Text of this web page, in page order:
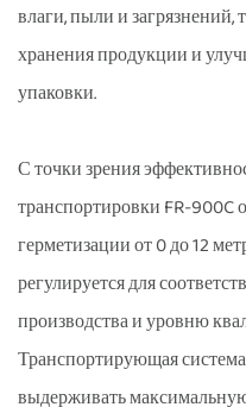
влаги, пыли и
хранения продукции и
упаковки.
С точки зрения
транспортировки FR-900C
герметизации от 0 до 12
регулируется для
производства и уровню
Транспортирующая
выдерживать